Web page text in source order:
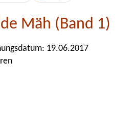
Mäh (Band 1)
19.06.2017